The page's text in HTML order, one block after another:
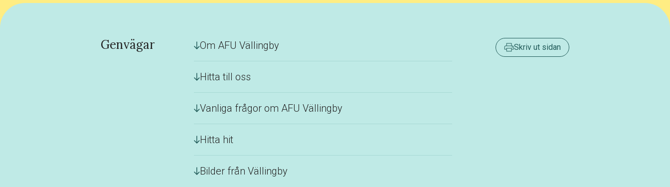
Genvägar Om AFU Vällingby
Hitta till oss
Vanliga frågor om AFU Vällingby
Hitta hit
Bilder från Vällingby
Skriv ut sidan